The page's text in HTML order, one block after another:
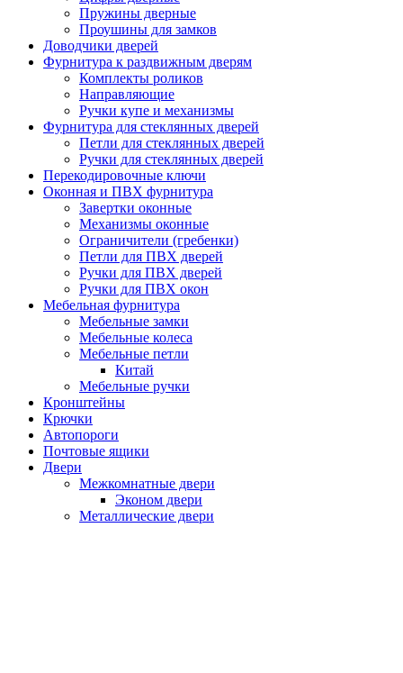
Пружины дверные
Проушины для замков
Доводчики дверей
Фурнитура к раздвижным дверям
Комплекты роликов
Направляющие
Ручки купе и механизмы
Фурнитура для стеклянных дверей
Петли для стеклянных дверей
Ручки для стеклянных дверей
Перекодировочные ключи
Оконная и ПВХ фурнитура
Завертки оконные
Механизмы оконные
Ограничители (гребенки)
Петли для ПВХ дверей
Ручки для ПВХ дверей
Ручки для ПВХ окон
Мебельная фурнитура
Мебельные замки
Мебельные колеса
Мебельные петли
Китай
Мебельные ручки
Кронштейны
Крючки
Автопороги
Почтовые ящики
Двери
Межкомнатные двери
Эконом двери
Металлические двери